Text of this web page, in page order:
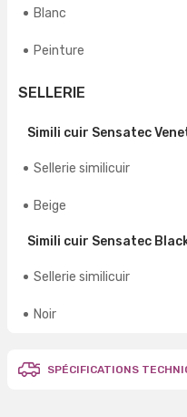
Blanc
Peinture
SELLERIE
Simili cuir Sensatec
Sellerie similicuir
Beige
Simili cuir Sensatec
Sellerie similicuir
Noir
SPÉCIFICATIONS